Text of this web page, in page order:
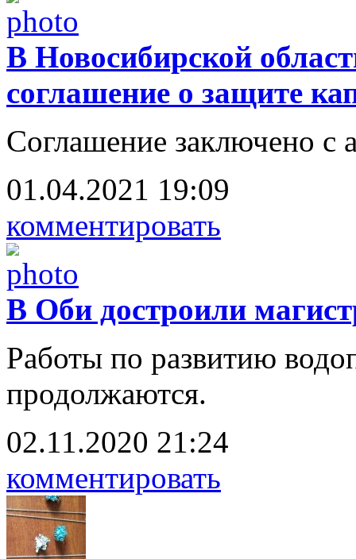
В Новосибирской
соглашение о защите
Соглашение заключено с
01.04.2021 19:09
комментировать
В Оби достроили
Работы по развитию
продолжаются.
02.11.2020 21:24
комментировать